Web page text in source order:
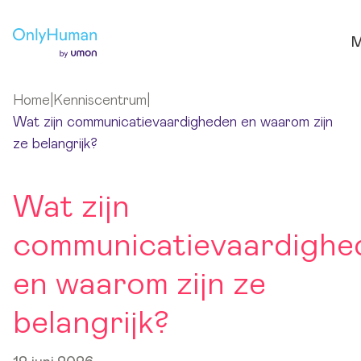
Home Kenniscentrum
Wat zijn communicatievaardigheden en waarom zijn
ze belangrijk?
Wat zijn
en waarom zijn ze
belangrijk?